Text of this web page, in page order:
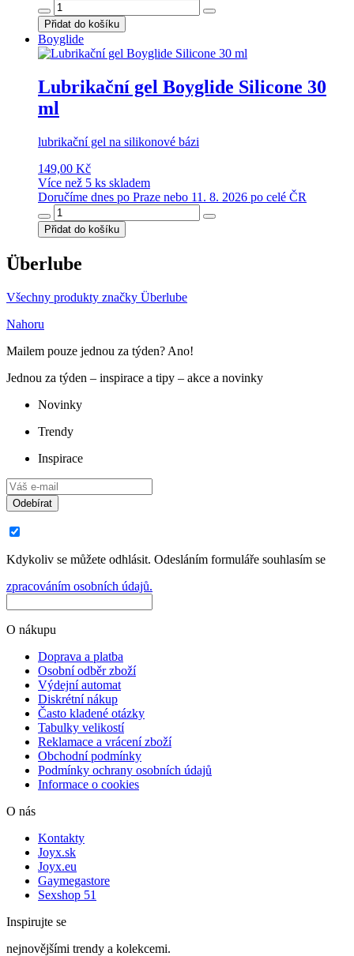
Přidat do košíku
Boyglide
Lubrikační gel Boyglide Silicone 30
ml
lubrikační gel na silikonové bázi
149,00 Kč
Více než 5 ks skladem
Doručíme dnes po Praze nebo 11. 8. 2026 po celé ČR
Přidat do košíku
Überlube
Všechny produkty značky Überlube
Nahoru
Mailem pouze jednou za týden? Ano!
Jednou za týden – inspirace a tipy – akce a novinky
Novinky
Trendy
Inspirace
Odebírat
Kdykoliv se můžete odhlásit. Odesláním formuláře souhlasím se
zpracováním osobních údajů.
O nákupu
Doprava a platba
Osobní odběr zboží
Výdejní automat
Diskrétní nákup
Často kladené otázky
Tabulky velikostí
Reklamace a vrácení zboží
Obchodní podmínky
Podmínky ochrany osobních údajů
Informace o cookies
O nás
Kontakty
Joyx.sk
Joyx.eu
Gaymegastore
Sexshop 51
Inspirujte se
nejnovějšími trendy a kolekcemi.